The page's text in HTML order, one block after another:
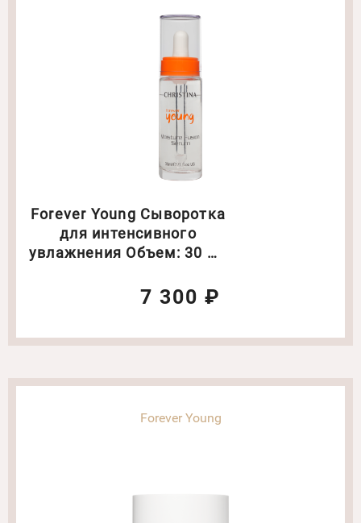
Forever Young Сыворотка
для интенсивного
увлажнения Объем: 30 мл
7 300 ₽
Forever Young